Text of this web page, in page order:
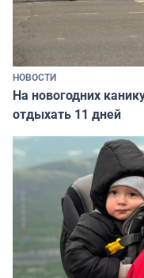
НОВОСТИ
На новогодних
отдыхать 11 дней